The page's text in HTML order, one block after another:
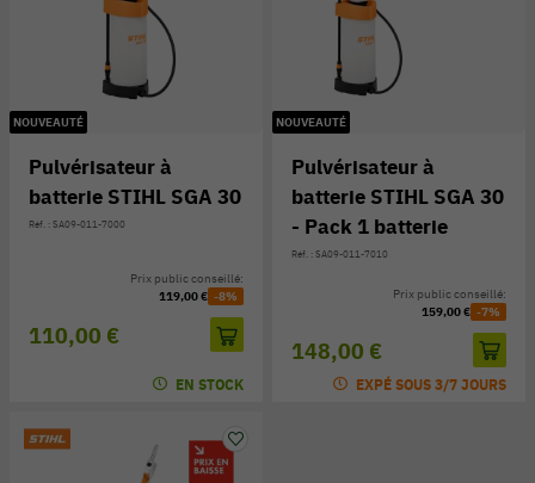
NOUVEAUTÉ
Pulvérisateur à
batterie STIHL SGA 30
Réf. : SA09-011-7000
110,00 €
Prix public conseillé:
119,00 € -8%
EN STOCK
NOUVEAUTÉ
Pulvérisateur à
batterie STIHL SGA 30
- Pack 1 batterie
Réf. : SA09-011-7010
148,00 €
Prix public conseillé:
159,00 € -7%
EXPÉ SOUS 3/7 JOURS